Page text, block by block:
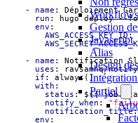
Workflows
Gestion
Javascript
Alias
Design
Partiel
- name :
Déploiement
run :
hugo deploy --
env :
AWS_ACCESS_KEY_ID:
- name :
Notification
uses :
ravsamhq/
if :
always()
with :
status :
${{
notify_when :
notification_title:
env :